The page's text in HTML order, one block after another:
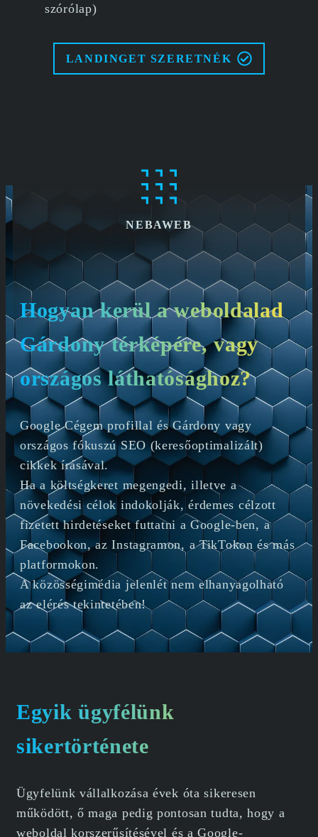
szórólap)
LANDINGET SZERETNÉK
NEBAWEB
Hogyan kerül a weboldalad
Gárdony térképére, vagy
országos láthatósághoz?
Google Cégem profillal és Gárdony vagy
országos fókuszú SEO (keresőoptimalizált)
cikkek írásával.
Ha a költségkeret megengedi, illetve a
növekedési célok indokolják, érdemes célzott
fizetett hirdetéseket futtatni a Google-ben, a
Facebookon, az Instagramon, a TikTokon és más
platformokon.
A közösségimédia jelenlét nem elhanyagolható
az elérés tekintetében!
Egyik ügyfélünk
sikertörténete
Ügyfelünk vállalkozása évek óta sikeresen
működött, ő maga pedig pontosan tudta, hogy a
weboldal korszerűsítésével és a Google-